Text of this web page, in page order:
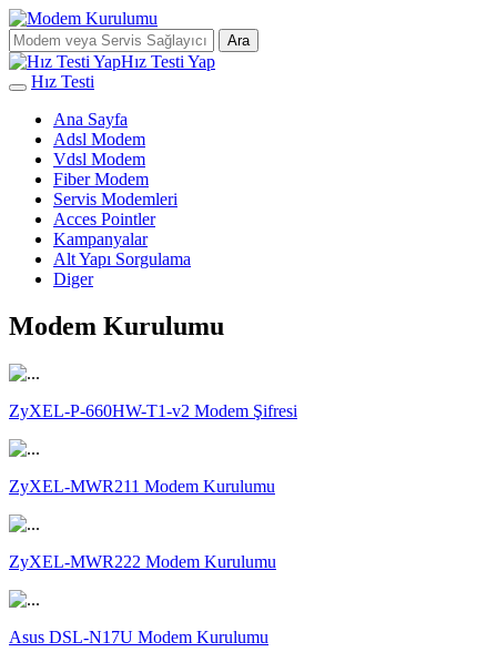
Ara
Hız Testi Yap
Hız Testi
Ana Sayfa
Adsl Modem
Vdsl Modem
Fiber Modem
Servis Modemleri
Acces Pointler
Kampanyalar
Alt Yapı Sorgulama
Diger
Modem Kurulumu
ZyXEL-P-660HW-T1-v2 Modem Şifresi
ZyXEL-MWR211 Modem Kurulumu
ZyXEL-MWR222 Modem Kurulumu
Asus DSL-N17U Modem Kurulumu